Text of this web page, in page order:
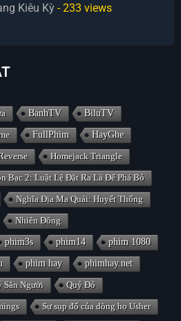
Kiêu Kỳ - 233 views
BanhTV BiluTV
FullPhim HayGhe
Homejack Triangle
Bạc 2: Luật Lệ Đặt Ra Là Để Phá Bỏ
Nghĩa Địa Ma Quái: Huyết Thống
Nhiên Đông
phim3s phim14 phim 1080
phim hay phimhay.net
Săn Người Quỷ Đỏ
Sự sụp đổ của dòng họ Usher